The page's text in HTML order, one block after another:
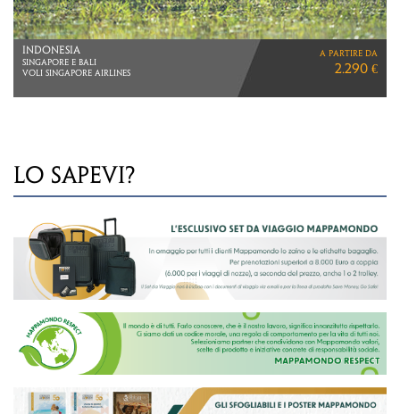
SINGAPORE, BALI & LOMBOK
VIAGGIO DI 13 GIORNI
a partire da
2.990 €
LO SAPEVI?